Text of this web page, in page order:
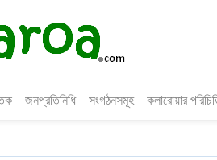
জনপ্রতিনিধি সংগঠনসমূহ কলারোয়ার